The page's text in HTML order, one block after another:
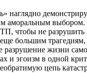
наглядно
аморальным
чтобы не разрушить
большим трагедиям,
разрушение жизни
и эгоизм в одной
цепь